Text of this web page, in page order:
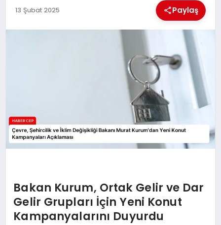
13 Şubat 2025 Paylaş
Bakan Kurum, Ortak Gelir ve Dar
Gelir Grupları İçin Yeni Konut
Kampanyalarını Duyurdu